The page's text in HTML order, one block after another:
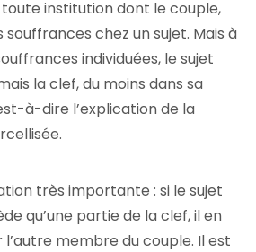
institution dont le couple,
chez un sujet. Mais à
individuées, le sujet
la clef, du moins dans sa
à-dire l’explication de la
très importante : si le sujet
qu’une partie de la clef, il en
membre du couple. Il est